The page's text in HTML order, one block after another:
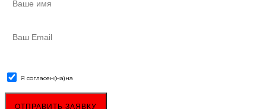
Я согласен(на)на